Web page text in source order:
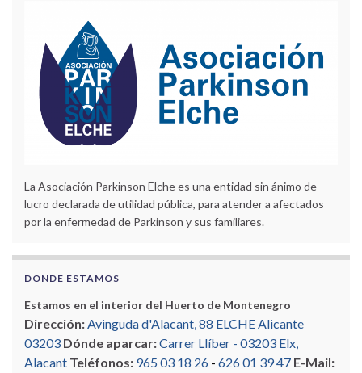
La Asociación Parkinson Elche es una entidad sin ánimo de
lucro declarada de utilidad pública, para atender a afectados
por la enfermedad de Parkinson y sus familiares.
DONDE ESTAMOS
Estamos en el interior del Huerto de Montenegro
Dirección:Avinguda d'Alacant, 88 ELCHE Alicante
03203 Dónde aparcar:Carrer Llíber - 03203 Elx,
Alacant Teléfonos: 965 03 18 26 - 626 01 39 47 E-Mail: